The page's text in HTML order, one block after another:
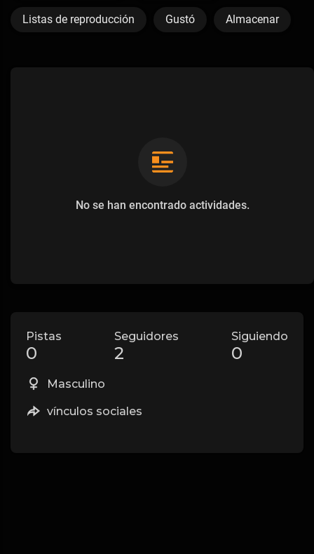
Listas de reproducción Gustó Almacenar
No se han encontrado actividades.
Pistas
0
Seguidores
2
Siguiendo
0
Masculino
vínculos sociales